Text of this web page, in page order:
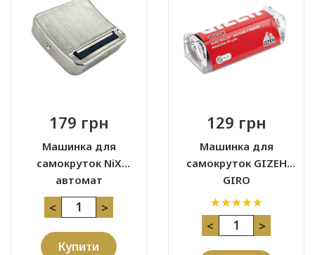
179 грн
Машинка для
самокруток NiX
автомат
< >
Купити
129 грн
Машинка для
самокруток GIZEH
GIRO
< >